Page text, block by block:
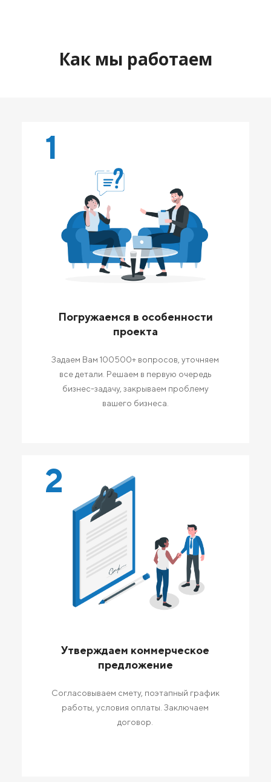
Как мы работаем
1
Погружаемся в особенности
проекта
Задаем Вам 100500+ вопросов, уточняем
все детали. Решаем в первую очередь
бизнес-задачу, закрываем проблему
вашего бизнеса.
2
Утверждаем коммерческое
предложение
Согласовываем смету, поэтапный график
работы, условия оплаты. Заключаем
договор.